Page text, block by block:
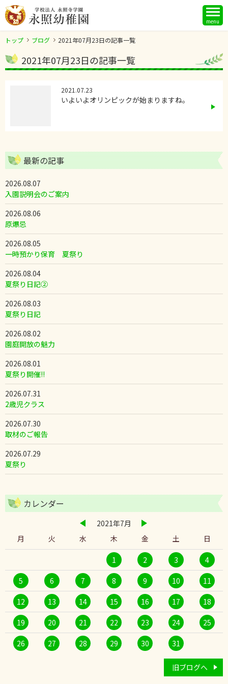
menu
トップ ブログ 2021年07月23日の記事一覧
2021年07月23日の記事一覧
2021.07.23
いよいよオリンピックが始まりますね。
最新の記事
2026.08.07
入園説明会のご案内
2026.08.06
原爆忌
2026.08.05
一時預かり保育 夏祭り
2026.08.04
夏祭り日記②
2026.08.03
夏祭り日記
2026.08.02
園庭開放の魅力
2026.08.01
夏祭り開催!!
2026.07.31
2歳児クラス
2026.07.30
取材のご報告
2026.07.29
夏祭り
カレンダー
2021年7月
月
火 水 木 金 土 日
1 2 3 4
5 6 7 8 9 10 11
12 13 14 15 16 17 18
19 20 21 22 23 24 25
26 27 28 29 30 31
旧ブログへ